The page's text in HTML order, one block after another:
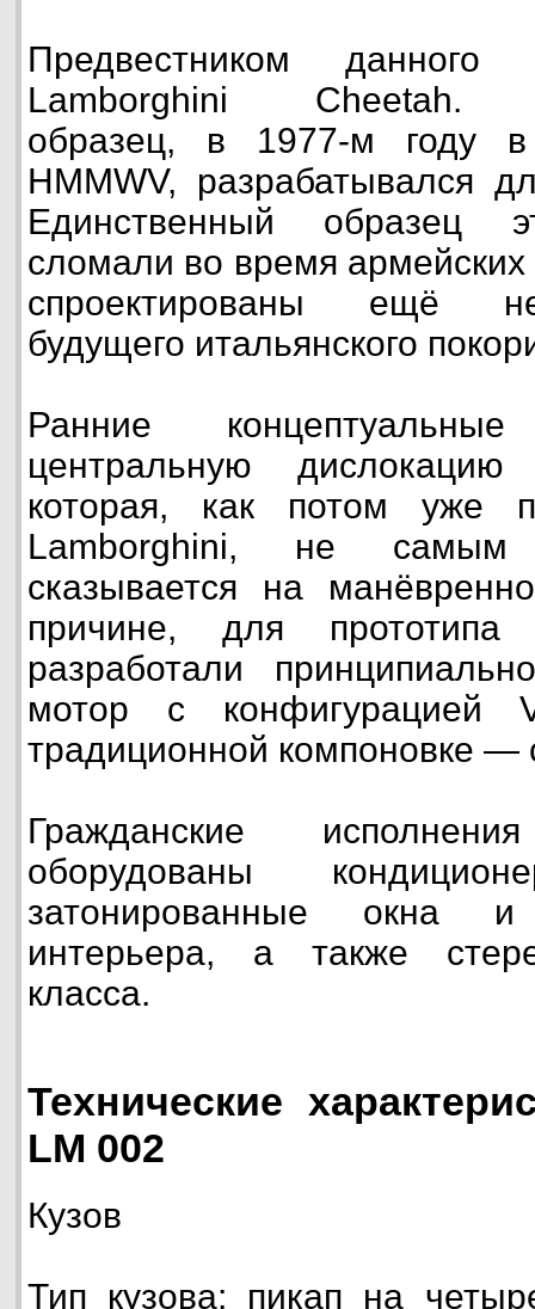
Предвестником данного
Lamborghini Cheetah.
образец, в 1977-м году
HMMWV, разрабатывался
Единственный образец
сломали во время
спроектированы ещё
будущего итальянского
Ранние
центральную дислокацию
которая, как потом уже
Lamborghini, не
сказывается на
причине, для
разработали
мотор с конфигурацией
традиционной компоновке —
Гражданские
оборудованы
затонированные окна
интерьера, а также
класса.
Технические
LM 002
Кузов
Тип кузова: пикап на